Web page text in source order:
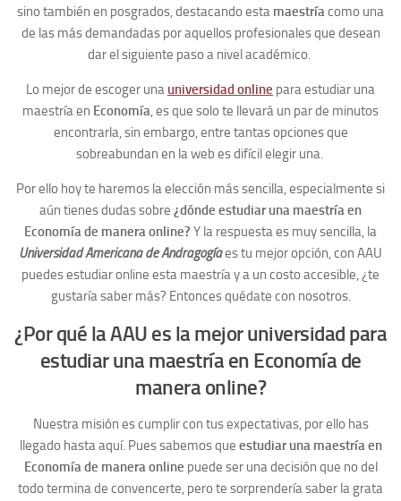
sino también en posgrados, destacando esta maestríacomo una
de las más demandadas por aquellos profesionales que desean
dar el siguiente paso a nivel académico.
Lo mejor de escoger una universidad online para estudiar una
maestría en Economía,es que solo te llevará un par de minutos
encontrarla, sin embargo, entre tantas opciones que
sobreabundan en la web es difícil elegir una.
Por ello hoy te haremos la elección más sencilla, especialmente si
aún tienes dudas sobre ¿dónde estudiar una maestría en
Economía de manera online? Y la respuesta es muy sencilla, la
Universidad Americana de Andragogíaes tu mejor opción, con AAU
puedes estudiar online esta maestría y a un costo accesible, ¿te
gustaría saber más? Entonces quédate con nosotros.
¿Por qué la AAU es la mejor universidad para
estudiar una maestría en Economía de
manera online?
Nuestra misión es cumplir con tus expectativas, por ello has
llegado hasta aquí. Pues sabemos que estudiar una maestría en
Economía de manera online puede ser una decisión que no del
todo termina de convencerte, pero te sorprendería saber la grata